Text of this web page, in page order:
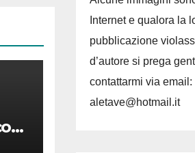
Internet e qualora la
pubblicazione
d’autore si prega
contattarmi via email:
aletave@hotmail.it